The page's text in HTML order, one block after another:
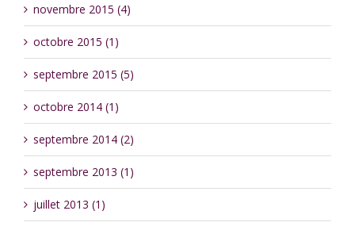
novembre 2015 (4)
octobre 2015 (1)
septembre 2015 (5)
octobre 2014 (1)
septembre 2014 (2)
septembre 2013 (1)
juillet 2013 (1)